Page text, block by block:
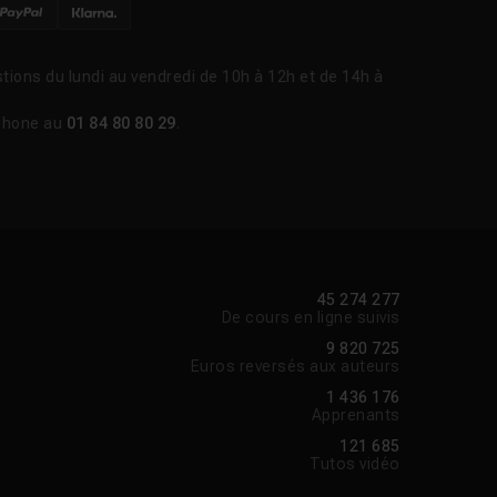
du lundi au vendredi de 10h à 12h et de 14h à
au 01 84 80 80 29.
45 274 277
De cours en ligne suivis
9 820 725
Euros reversés aux auteurs
1 436 176
Apprenants
121 685
Tutos vidéo